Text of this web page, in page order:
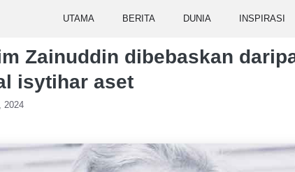
UTAMA BERITA DUNIA INSPIRASI
Zainuddin dibebaskan
isytihar aset
2024